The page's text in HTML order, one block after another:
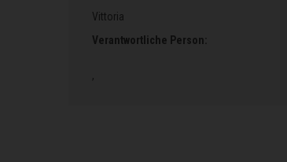
Vittoria
Verantwortliche Person:
,